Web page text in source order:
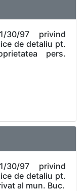
30/97 privind
de detaliu pt.
pers.
30/97 privind
de detaliu pt.
al mun. Buc.